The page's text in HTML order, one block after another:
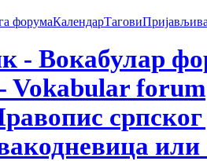
форумаКалендарТагови
- Вокабулар
Vokabular forum
српског
или